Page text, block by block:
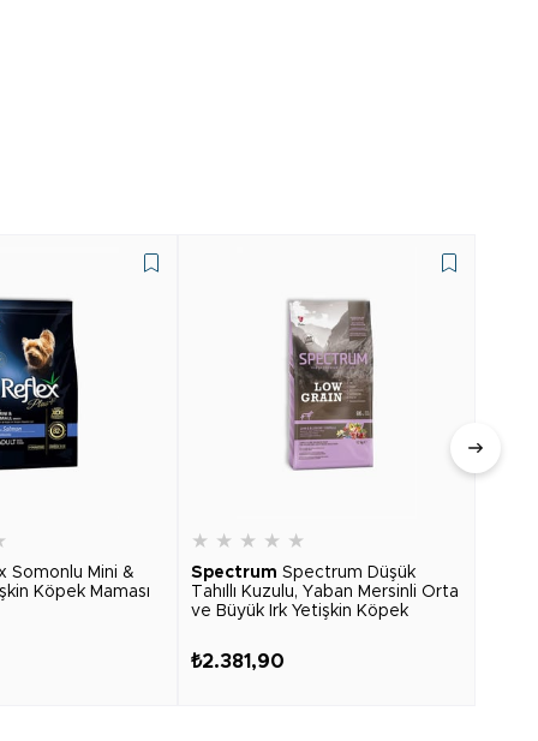
Somonlu Mini &
Köpek Maması
★ ★ ★ ★ ★
Spectrum Spectrum Düşük
Tahıllı Kuzulu, Yaban Mersinli Orta
ve Büyük Irk Yetişkin Köpek
₺2.381,90